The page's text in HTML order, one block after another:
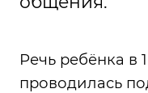
Речь ребёнка в
проводилась